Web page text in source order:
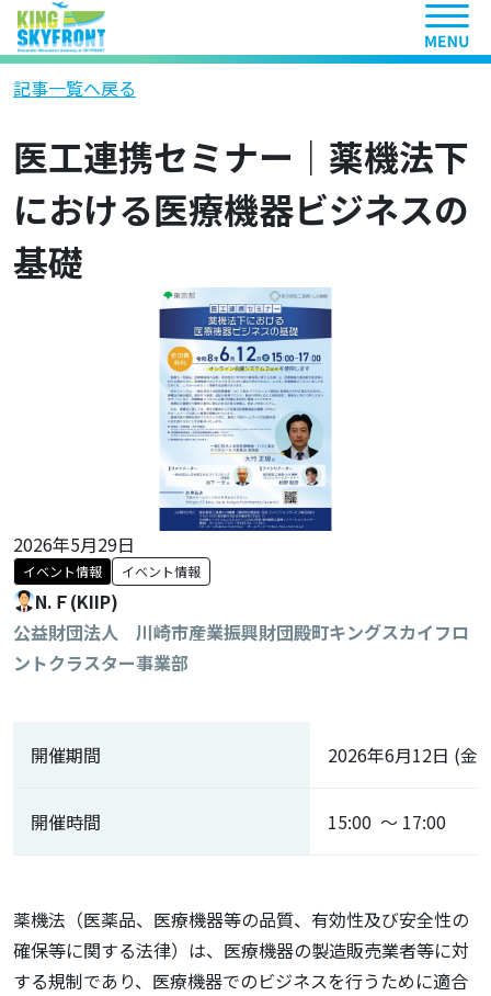
ヘッ
記事一覧へ戻る
医工連携セミナー｜薬機法下
における医療機器ビジネスの
基礎
2026年5月29日
イベント情報 イベント情報
N.Ｆ(KIIP)
公益財団法人 川崎市産業振興財団殿町キングスカイフロ
ントクラスター事業部
開催期間 2026年6月12日 (金)
開催時間 15:00 ～ 17:00
薬機法（医薬品、医療機器等の品質、有効性及び安全性の
確保等に関する法律）は、医療機器の製造販売業者等に対
する規制であり、医療機器でのビジネスを行うために適合